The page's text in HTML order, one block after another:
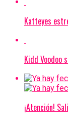
Katteyes
Kidd Voodoo
¡Atención!